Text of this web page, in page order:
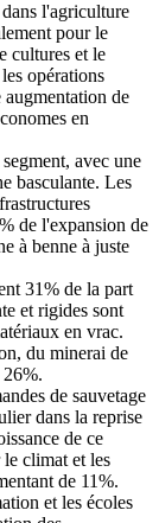
l'agriculture
pour le
cultures et le
opérations
augmentation de
en
avec une
basculante. Les
de l'expansion de
à benne à juste
31% de la part
et rigides sont
en vrac.
du minerai de
26%.
de sauvetage
dans la reprise
de ce
le climat et les
de 11%.
et les écoles